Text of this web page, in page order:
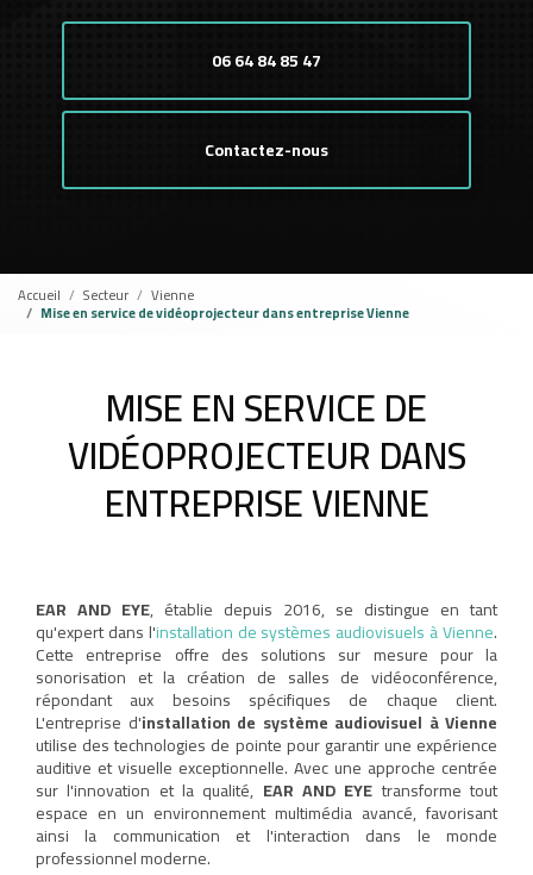
06 64 84 85 47
Contactez-nous
Accueil Secteur Vienne
Mise en service de vidéoprojecteur dans entreprise Vienne
MISE EN SERVICE DE
VIDÉOPROJECTEUR DANS
ENTREPRISE VIENNE
EAR AND EYE, établie depuis 2016, se distingue en tant
qu'expert dans l'installation de systèmes audiovisuels à Vienne.
Cette entreprise offre des solutions sur mesure pour la
sonorisation et la création de salles de vidéoconférence,
répondant aux besoins spécifiques de chaque client.
L'entreprise d'installation de système audiovisuel à Vienne
utilise des technologies de pointe pour garantir une expérience
auditive et visuelle exceptionnelle. Avec une approche centrée
sur l'innovation et la qualité, EAR AND EYEtransforme tout
espace en un environnement multimédia avancé, favorisant
ainsi la communication et l'interaction dans le monde
professionnel moderne.